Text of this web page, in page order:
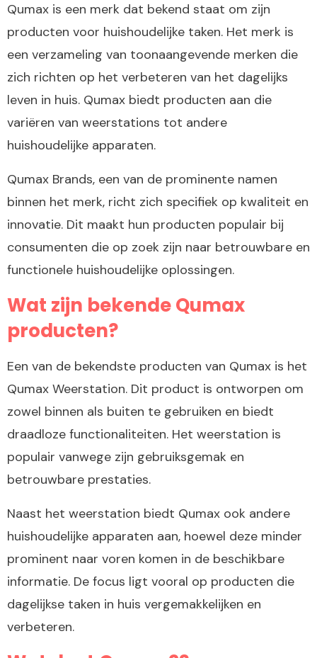
Qumax is een merk dat bekend staat om zijn
producten voor huishoudelijke taken. Het merk is
een verzameling van toonaangevende merken die
zich richten op het verbeteren van het dagelijks
leven in huis. Qumax biedt producten aan die
variëren van weerstations tot andere
huishoudelijke apparaten.
Qumax Brands, een van de prominente namen
binnen het merk, richt zich specifiek op kwaliteit en
innovatie. Dit maakt hun producten populair bij
consumenten die op zoek zijn naar betrouwbare en
functionele huishoudelijke oplossingen.
Wat zijn bekende Qumax
producten?
Een van de bekendste producten van Qumax is het
Qumax Weerstation. Dit product is ontworpen om
zowel binnen als buiten te gebruiken en biedt
draadloze functionaliteiten. Het weerstation is
populair vanwege zijn gebruiksgemak en
betrouwbare prestaties.
Naast het weerstation biedt Qumax ook andere
huishoudelijke apparaten aan, hoewel deze minder
prominent naar voren komen in de beschikbare
informatie. De focus ligt vooral op producten die
dagelijkse taken in huis vergemakkelijken en
verbeteren.